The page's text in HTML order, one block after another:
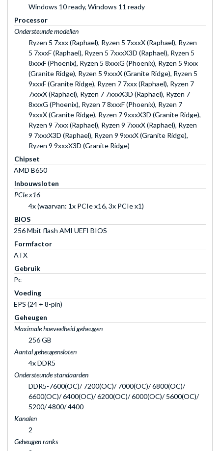
Windows 10 ready, Windows 11 ready
Processor
Ondersteunde modellen
Ryzen 5 7xxx (Raphael), Ryzen 5 7xxxX (Raphael), Ryzen
5 7xxxF (Raphael), Ryzen 5 7xxxX3D (Raphael), Ryzen 5
8xxxF (Phoenix), Ryzen 5 8xxxG (Phoenix), Ryzen 5 9xxx
(Granite Ridge), Ryzen 5 9xxxX (Granite Ridge), Ryzen 5
9xxxF (Granite Ridge), Ryzen 7 7xxx (Raphael), Ryzen 7
7xxxX (Raphael), Ryzen 7 7xxxX3D (Raphael), Ryzen 7
8xxxG (Phoenix), Ryzen 7 8xxxF (Phoenix), Ryzen 7
9xxxX (Granite Ridge), Ryzen 7 9xxxX3D (Granite Ridge),
Ryzen 9 7xxx (Raphael), Ryzen 9 7xxxX (Raphael), Ryzen
9 7xxxX3D (Raphael), Ryzen 9 9xxxX (Granite Ridge),
Ryzen 9 9xxxX3D (Granite Ridge)
Chipset
AMD B650
Inbouwsloten
PCIe x16
4x (waarvan: 1x PCIe x16, 3x PCIe x1)
BIOS
256 Mbit flash AMI UEFI BIOS
Formfactor
ATX
Gebruik
Pc
Voeding
EPS (24 + 8-pin)
Geheugen
Maximale hoeveelheid geheugen
256 GB
Aantal geheugensloten
4x DDR5
Ondersteunde standaarden
DDR5-7600(OC)/ 7200(OC)/ 7000(OC)/ 6800(OC)/
6600(OC)/ 6400(OC)/ 6200(OC)/ 6000(OC)/ 5600(OC)/
5200/ 4800/ 4400
Kanalen
2
Geheugen ranks